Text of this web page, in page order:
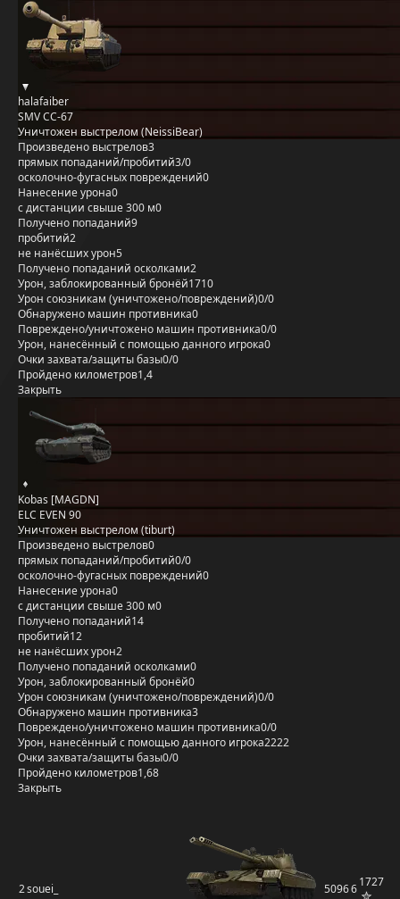
halafaiber
SMV CC-67
Уничтожен выстрелом (NeissiBear)
Произведено выстрелов3
прямых попаданий/пробитий3/0
осколочно-фугасных повреждений0
Нанесение урона0
с дистанции свыше 300 м0
Получено попаданий9
пробитий2
не нанёсших урон5
Получено попаданий осколками2
Урон, заблокированный бронёй1710
Урон союзникам (уничтожено/повреждений)0/0
Обнаружено машин противника0
Повреждено/уничтожено машин противника0/0
Урон, нанесённый с помощью данного игрока0
Очки захвата/защиты базы0/0
Пройдено километров1,4
Закрыть
Kobas [MAGDN]
ELC EVEN 90
Уничтожен выстрелом (tiburt)
Произведено выстрелов0
прямых попаданий/пробитий0/0
осколочно-фугасных повреждений0
Нанесение урона0
с дистанции свыше 300 м0
Получено попаданий14
пробитий12
не нанёсших урон2
Получено попаданий осколками0
Урон, заблокированный бронёй0
Урон союзникам (уничтожено/повреждений)0/0
Обнаружено машин противника3
Повреждено/уничтожено машин противника0/0
Урон, нанесённый с помощью данного игрока2222
Очки захвата/защиты базы0/0
Пройдено километров1,68
Закрыть
2souei_ 509661727